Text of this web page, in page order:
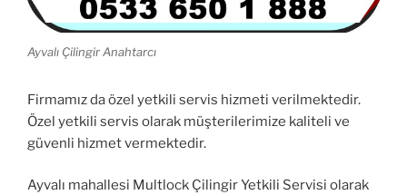
Ayvalı Çilingir Anahtarcı
Firmamız da özel yetkili servis hizmeti verilmektedir.
Özel yetkili servis olarak müşterilerimize kaliteli ve
güvenli hizmet vermektedir.
Ayvalı mahallesi Multlock Çilingir Yetkili Servisi olarak